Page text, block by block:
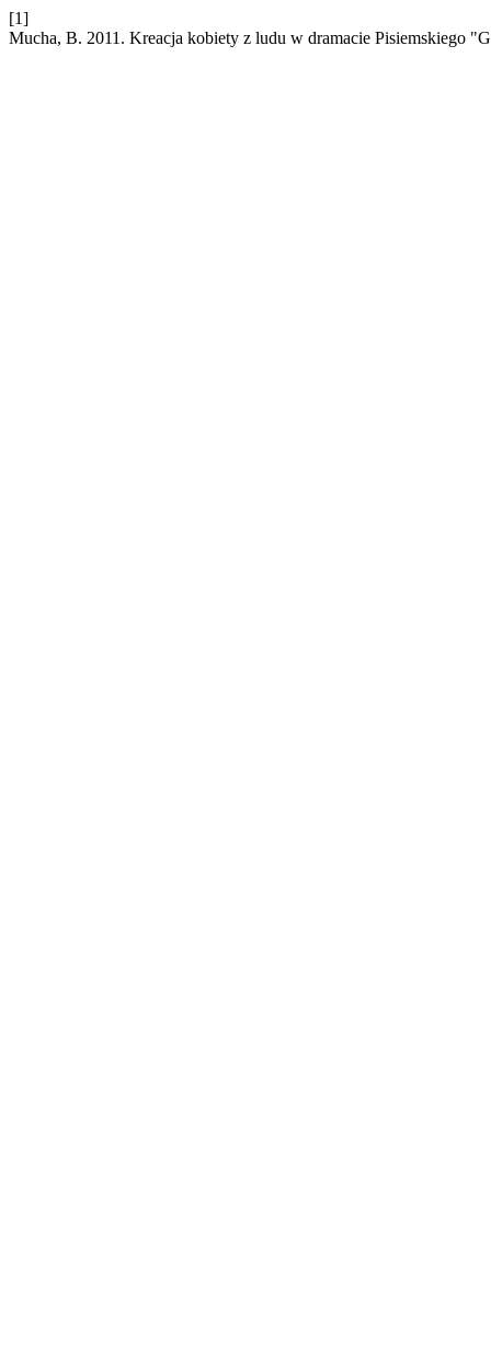
[1]
Mucha, B. 2011. Kreacja kobiety z ludu w dramacie Pisiemskiego